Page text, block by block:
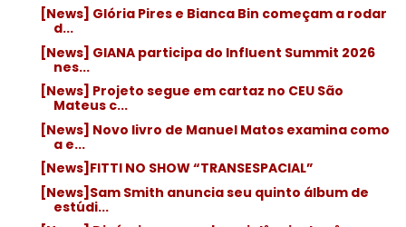
[News] Glória Pires e Bianca Bin começam a rodar
d...
[News] GIANA participa do Influent Summit 2026
nes...
[News] Projeto segue em cartaz no CEU São
Mateus c...
[News] Novo livro de Manuel Matos examina como
a e...
[News]FITTI NO SHOW “TRANSESPACIAL”
[News]Sam Smith anuncia seu quinto álbum de
estúdi...